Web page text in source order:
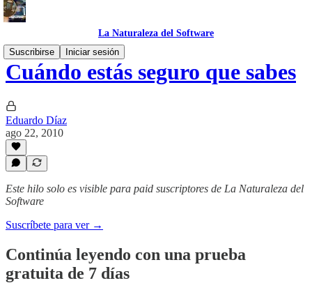
La Naturaleza del Software
Suscribirse
Iniciar sesión
Cuándo estás seguro que sabes
Eduardo Díaz
ago 22, 2010
Este hilo solo es visible para paid suscriptores de La Naturaleza del
Software
Suscríbete para ver →
Continúa leyendo con una prueba
gratuita de 7 días